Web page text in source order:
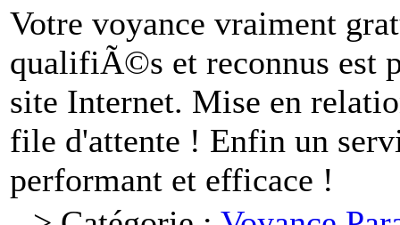
Votre voyance vraiment
qualifiÃ©s et reconnus est
site Internet. Mise en
file d'attente ! Enfin un
performant et efficace !